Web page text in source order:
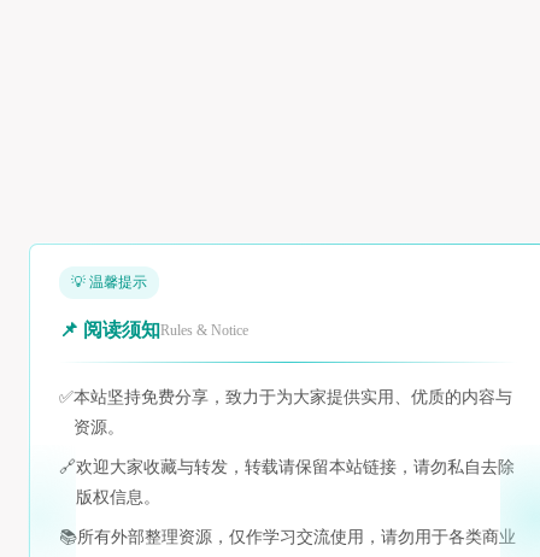
💡 温馨提示
📌 阅读须知Rules & Notice
✅本站坚持免费分享，致力于为大家提供实用、优质的内容与
资源。
🔗欢迎大家收藏与转发，转载请保留本站链接，请勿私自去除
版权信息。
📚所有外部整理资源，仅作学习交流使用，请勿用于各类商业